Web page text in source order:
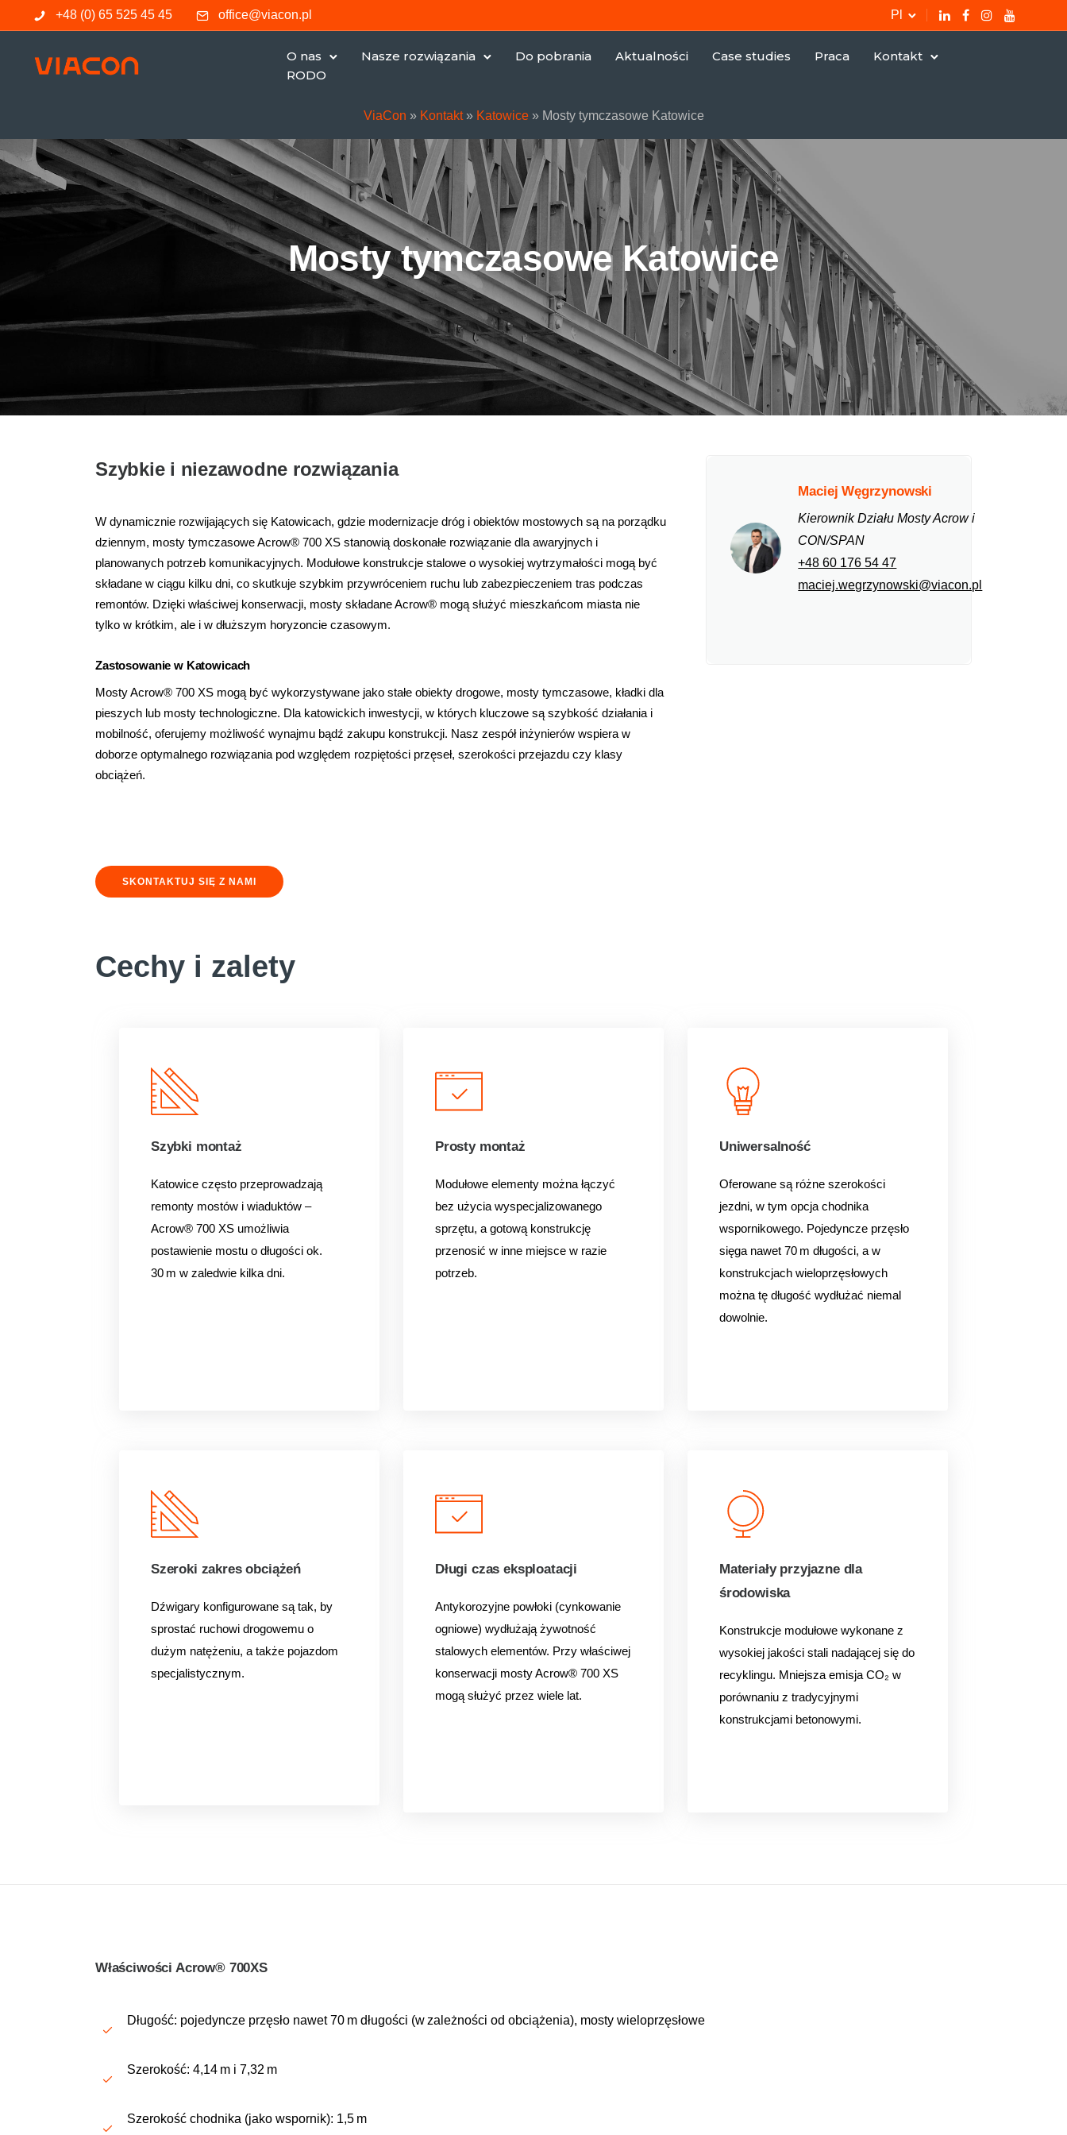
+48 (0) 65 525 45 45 office@viacon.pl Pl
O nas Nasze rozwiązania Do pobrania Aktualności Case studies Praca
Kontakt
RODO
ViaCon » Kontakt» Katowice» Mosty tymczasowe Katowice
Mosty tymczasowe Katowice
Szybkie i niezawodne rozwiązania
W dynamicznie rozwijających się Katowicach, gdzie modernizacje dróg i obiektów mostowych są na porządku
dziennym, mosty tymczasowe Acrow® 700 XS stanowią doskonałe rozwiązanie dla awaryjnych i
planowanych potrzeb komunikacyjnych. Modułowe konstrukcje stalowe o wysokiej wytrzymałości mogą być
składane w ciągu kilku dni, co skutkuje szybkim przywróceniem ruchu lub zabezpieczeniem tras podczas
remontów. Dzięki właściwej konserwacji, mosty składane Acrow® mogą służyć mieszkańcom miasta nie
tylko w krótkim, ale i w dłuższym horyzoncie czasowym.
Zastosowanie w Katowicach
Mosty Acrow® 700 XS mogą być wykorzystywane jako stałe obiekty drogowe, mosty tymczasowe, kładki dla
pieszych lub mosty technologiczne. Dla katowickich inwestycji, w których kluczowe są szybkość działania i
mobilność, oferujemy możliwość wynajmu bądź zakupu konstrukcji. Nasz zespół inżynierów wspiera w
doborze optymalnego rozwiązania pod względem rozpiętości przęseł, szerokości przejazdu czy klasy
obciążeń.
SKONTAKTUJ SIĘ Z NAMI
Maciej Węgrzynowski
Kierownik Działu Mosty Acrow i
CON/SPAN
+48 60 176 54 47
maciej.wegrzynowski@viacon.pl
Cechy i zalety
Szybki montaż
Katowice często przeprowadzają
remonty mostów i wiaduktów –
Acrow® 700 XS umożliwia
postawienie mostu o długości ok.
30 m w zaledwie kilka dni.
Prosty montaż
Modułowe elementy można łączyć
bez użycia wyspecjalizowanego
sprzętu, a gotową konstrukcję
przenosić w inne miejsce w razie
potrzeb.
Uniwersalność
Oferowane są różne szerokości
jezdni, w tym opcja chodnika
wspornikowego. Pojedyncze przęsło
sięga nawet 70 m długości, a w
konstrukcjach wieloprzęsłowych
można tę długość wydłużać niemal
dowolnie.
Szeroki zakres obciążeń
Dźwigary konfigurowane są tak, by
sprostać ruchowi drogowemu o
dużym natężeniu, a także pojazdom
specjalistycznym.
Długi czas eksploatacji
Antykorozyjne powłoki (cynkowanie
ogniowe) wydłużają żywotność
stalowych elementów. Przy właściwej
konserwacji mosty Acrow® 700 XS
mogą służyć przez wiele lat.
Materiały przyjazne dla
środowiska
Konstrukcje modułowe wykonane z
wysokiej jakości stali nadającej się do
recyklingu. Mniejsza emisja CO₂ w
porównaniu z tradycyjnymi
konstrukcjami betonowymi.
Właściwości Acrow® 700XS
Długość: pojedyncze przęsło nawet 70 m długości (w zależności od obciążenia), mosty wieloprzęsłowe
Szerokość: 4,14 m i 7,32 m
Szerokość chodnika (jako wspornik): 1,5 m